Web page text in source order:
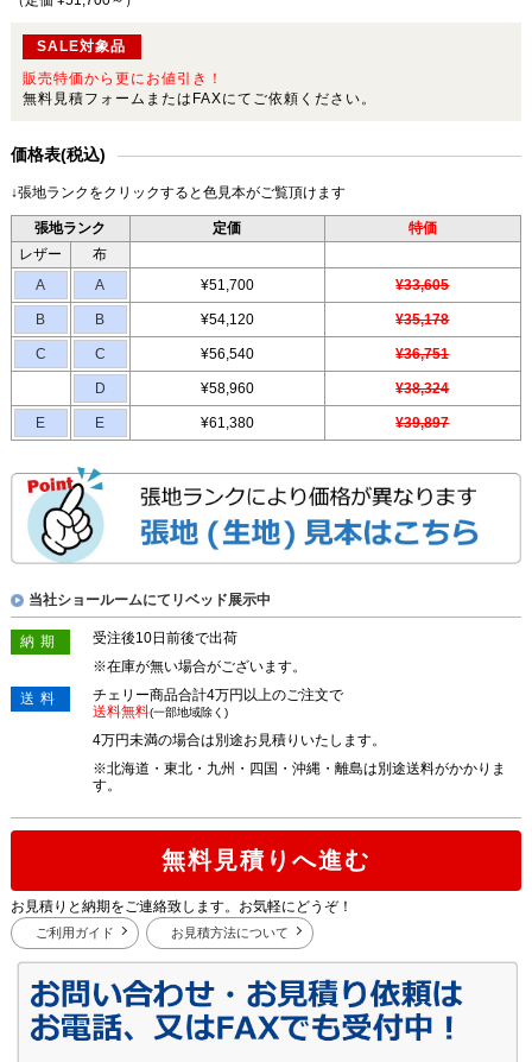
SALE対象品
販売特価から更にお値引き！
無料見積フォームまたはFAXにてご依頼ください。
価格表(税込)
↓張地ランクをクリックすると色見本がご覧頂けます
張地ランク 定価
特価
レザー
布
A
A ¥51,700 ¥33,605
B B ¥54,120 ¥35,178
C C ¥56,540 ¥36,751
D ¥58,960 ¥38,324
E E ¥61,380 ¥39,897
当社ショールームにてリベッド展示中
納期
受注後10日前後で出荷
※在庫が無い場合がございます。
送料
チェリー商品合計4万円以上のご注文で
送料無料(一部地域除く)
4万円未満の場合は別途お見積りいたします。
※北海道・東北・九州・四国・沖縄・離島は別途送料がかかりま
す。
無料見積りへ進む
お見積りと納期をご連絡致します。お気軽にどうぞ！
ご利用ガイド お見積方法について